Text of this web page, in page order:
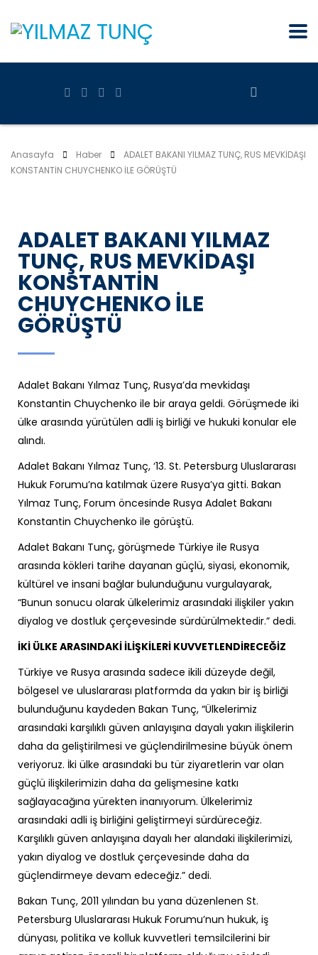
Anasayfa Haber
ADALET BAKANI YILMAZ TUNÇ, RUS MEVKİDAŞI
KONSTANTİN CHUYCHENKO İLE GÖRÜŞTÜ
ADALET BAKANI YILMAZ
TUNÇ, RUS MEVKİDAŞI
KONSTANTİN
CHUYCHENKO İLE
GÖRÜŞTÜ
Adalet Bakanı Yılmaz Tunç, Rusya’da mevkidaşı
Konstantin Chuychenko ile bir araya geldi. Görüşmede iki
ülke arasında yürütülen adli iş birliği ve hukuki konular ele
alındı.
Adalet Bakanı Yılmaz Tunç, ‘13. St. Petersburg Uluslararası
Hukuk Forumu’na katılmak üzere Rusya’ya gitti. Bakan
Yılmaz Tunç, Forum öncesinde Rusya Adalet Bakanı
Konstantin Chuychenko ile görüştü.
Adalet Bakanı Tunç, görüşmede Türkiye ile Rusya
arasında kökleri tarihe dayanan güçlü, siyasi, ekonomik,
kültürel ve insani bağlar bulunduğunu vurgulayarak,
“Bunun sonucu olarak ülkelerimiz arasındaki ilişkiler yakın
diyalog ve dostluk çerçevesinde sürdürülmektedir.” dedi.
İKİ ÜLKE ARASINDAKİ İLİŞKİLERİ KUVVETLENDİRECEĞİZ
Türkiye ve Rusya arasında sadece ikili düzeyde değil,
bölgesel ve uluslararası platformda da yakın bir iş birliği
bulunduğunu kaydeden Bakan Tunç, “Ülkelerimiz
arasındaki karşılıklı güven anlayışına dayalı yakın ilişkilerin
daha da geliştirilmesi ve güçlendirilmesine büyük önem
veriyoruz. İki ülke arasındaki bu tür ziyaretlerin var olan
güçlü ilişkilerimizin daha da gelişmesine katkı
sağlayacağına yürekten inanıyorum. Ülkelerimiz
arasındaki adli iş birliğini geliştirmeyi sürdüreceğiz.
Karşılıklı güven anlayışına dayalı her alandaki ilişkilerimizi,
yakın diyalog ve dostluk çerçevesinde daha da
güçlendirmeye devam edeceğiz.” dedi.
Bakan Tunç, 2011 yılından bu yana düzenlenen St.
Petersburg Uluslararası Hukuk Forumu’nun hukuk, iş
dünyası, politika ve kolluk kuvvetleri temsilcilerini bir